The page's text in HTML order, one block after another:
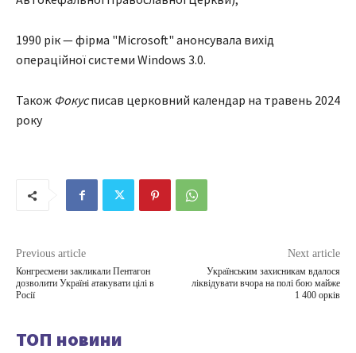
1990 рік — фірма "Microsoft" анонсувала вихід
операційної системи Windows 3.0.
Також Фокусписав церковний календар на травень 2024
року
Previous article
Конгресмени закликали Пентагон
дозволити Україні атакувати цілі в
Росії
Next article
Українським захисникам вдалося
ліквідувати вчора на полі бою майже
1 400 орків
ТОП новини